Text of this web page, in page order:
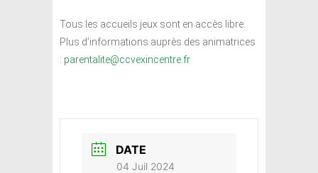
Tous les accueils jeux sont en accès libre.
Plus d’informations auprès des animatrices
: parentalite@ccvexincentre.fr
DATE
04 Juil 2024